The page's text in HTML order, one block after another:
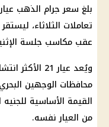
تعاملات الثلاثاء،
عقب مكاسب جلسة
ويُعد عيار 21
محافظات الوجهين
من العيار نفسه.